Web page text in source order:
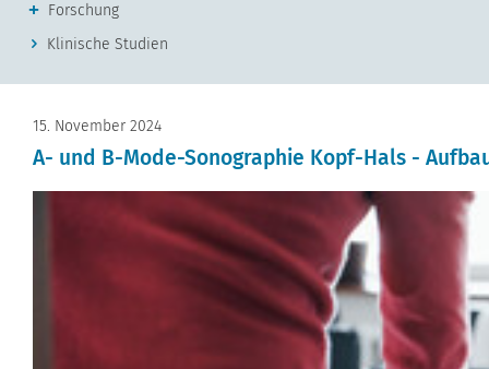
Forschung
Klinische Studien
15. November 2024
A- und B-Mode-Sonographie Kopf-Hals -